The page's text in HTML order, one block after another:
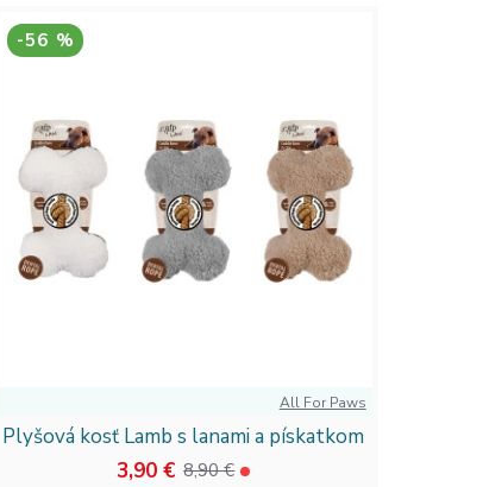
-56 %
All For Paws
Plyšová kosť Lamb s lanami a pískatkom
3,90 € 8,90 €